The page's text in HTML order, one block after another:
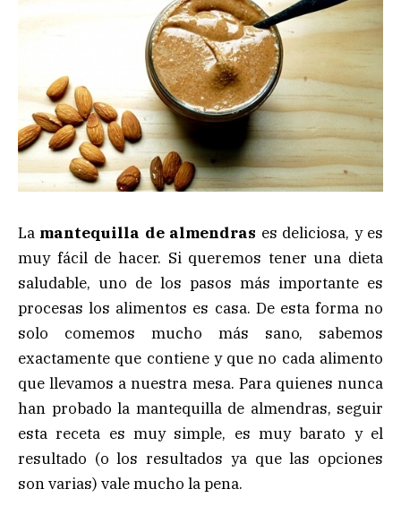
La mantequilla de almendras es deliciosa, y es
muy fácil de hacer. Si queremos tener una dieta
saludable, uno de los pasos más importante es
procesas los alimentos es casa. De esta forma no
solo comemos mucho más sano, sabemos
exactamente que contiene y que no cada alimento
que llevamos a nuestra mesa. Para quienes nunca
han probado la mantequilla de almendras, seguir
esta receta es muy simple, es muy barato y el
resultado (o los resultados ya que las opciones
son varias) vale mucho la pena.